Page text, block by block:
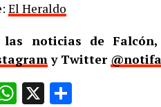
El Heraldo
las noticias de
y Twitter
WhatsApp
X